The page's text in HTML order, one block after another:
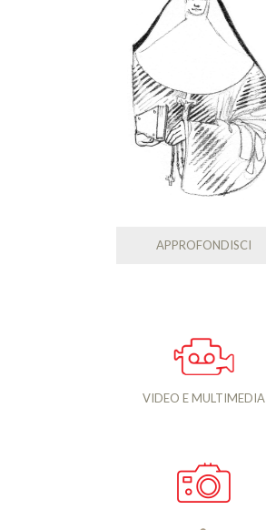
APPROFONDISCI
VIDEO E MULTIMEDIA